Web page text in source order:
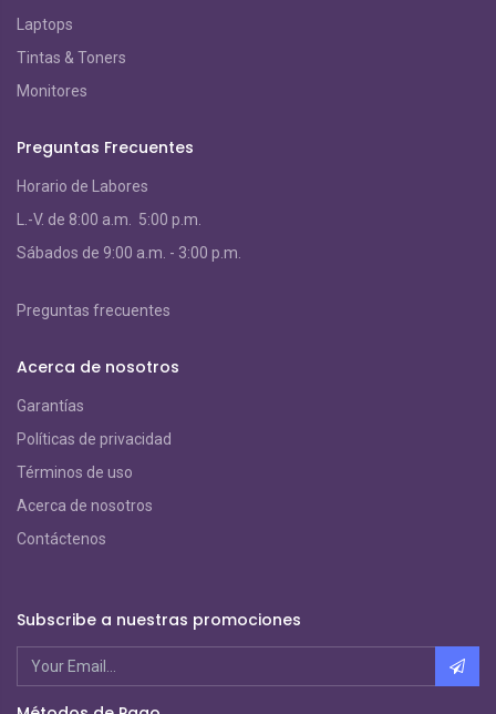
Laptops
Tintas & Toners
Monitores
Preguntas Frecuentes
Horario de Labores
L.-V. de 8:00 a.m. 5:00 p.m.
Sábados de 9:00 a.m. - 3:00 p.m.
Preguntas frecuentes
Acerca de nosotros
Garantías
Políticas de privacidad
Términos de uso
Acerca de nosotros
Contáctenos
Subscribe a nuestras promociones